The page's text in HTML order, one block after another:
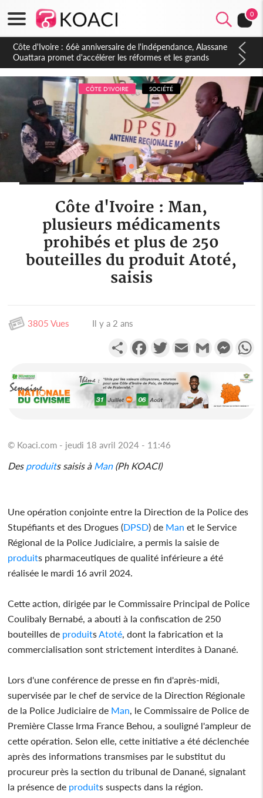
0
Côte d'Ivoire : À Abidjan, Amadou Oury Bah admire le modèle
ivoirien et veut s'en inspirer pour accélérer le développement
de la Guinée
CÔTE D'IVOIRE SOCIÉTÉ
Côte d'Ivoire : Man,
plusieurs médicaments
prohibés et plus de 250
bouteilles du produit Atoté,
saisis
3805 Vues Il y a 2 ans
PartagerFacebookTwitterEmail Gmail
© Koaci.com - jeudi 18 avril 2024 - 11:46
Des produits saisis à Man(Ph KOACI)
Une opération conjointe entre la Direction de la Police des
Stupéfiants et des Drogues (DPSD) de Man et le Service
Régional de la Police Judiciaire, a permis la saisie de
produits pharmaceutiques de qualité inférieure a été
réalisée le mardi 16 avril 2024.
Cette action, dirigée par le Commissaire Principal de Police
Coulibaly Bernabé, a abouti à la confiscation de 250
bouteilles de produitsAtoté, dont la fabrication et la
commercialisation sont strictement interdites à Danané.
Lors d'une conférence de presse en fin d'après-midi,
supervisée par le chef de service de la Direction Régionale
de la Police Judiciaire de Man, le Commissaire de Police de
Première Classe Irma France Behou, a souligné l'ampleur de
cette opération. Selon elle, cette initiative a été déclenchée
après des informations transmises par le substitut du
procureur près la section du tribunal de Danané, signalant
la présence de produits suspects dans la région.